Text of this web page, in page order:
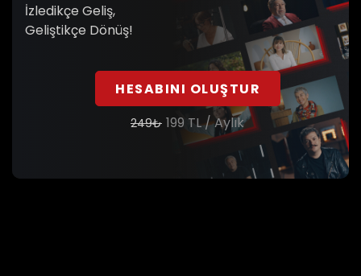
İzledikçe Geliş,
Geliştikçe Dönüş!
HESABINI OLUŞTUR
1799TL /Yıllık
249₺ 199 TL /Aylık